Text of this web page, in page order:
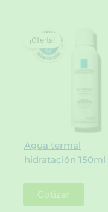
Agua termal
hidratación 150ml
¡Oferta!
Cotizar